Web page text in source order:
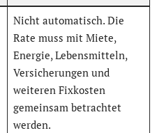
Nicht automatisch. Die
Rate muss mit Miete,
Energie, Lebensmitteln,
Versicherungen und
weiteren Fixkosten
gemeinsam betrachtet
werden.